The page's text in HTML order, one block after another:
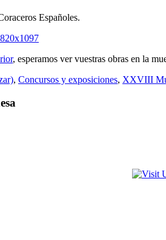
Españoles.
, esperamos ver vuestras obras en la
, Concursos y exposiciones, XXVIII